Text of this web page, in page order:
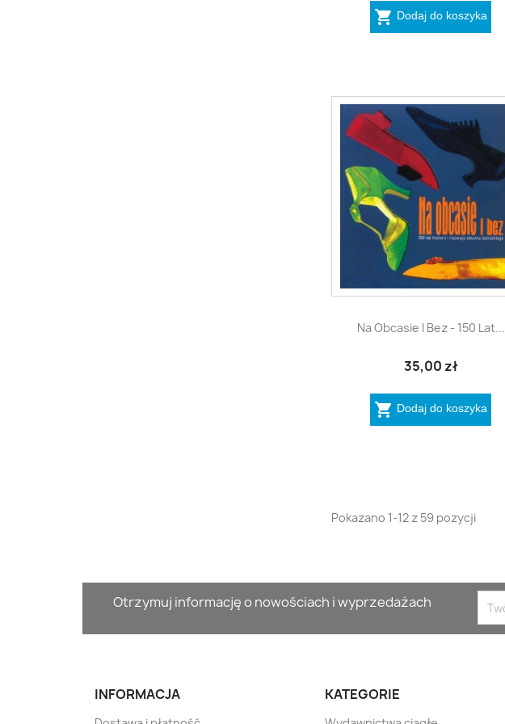
 Dodaj do koszyka
Szybki podgląd
Na Obcasie I Bez - 150 Lat...
35,00 zł
 Dodaj do koszyka
Pokazano 1-12 z 59 pozycji
Otrzymuj informację o nowościach i wyprzedażach
INFORMACJA KATEGORIE